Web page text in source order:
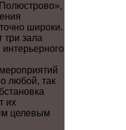
широки.
три зала
любой, так
их
целевым